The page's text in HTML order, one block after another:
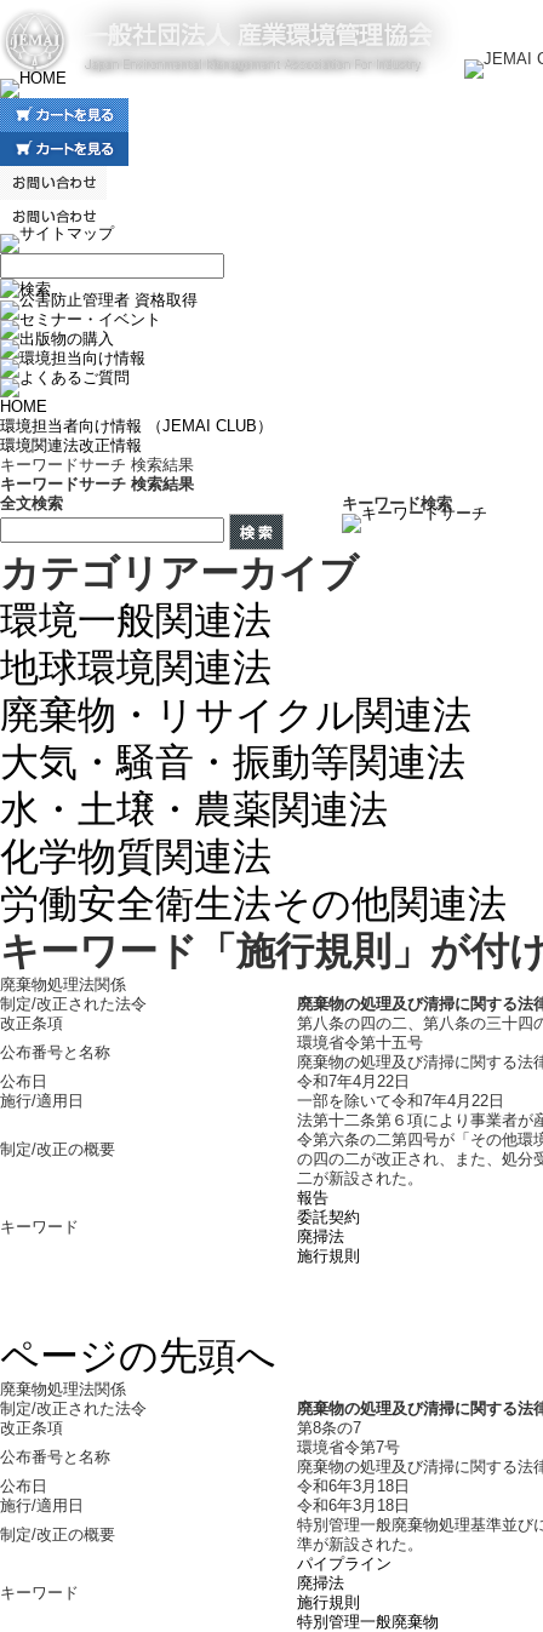
HOME
環境担当者向け情報 （JEMAI CLUB）
環境関連法改正情報
キーワードサーチ 検索結果
キーワードサーチ 検索結果
全文検索
キーワード検索
カテゴリアーカイブ
環境一般関連法
地球環境関連法
廃棄物・リサイクル関連法
大気・騒音・振動等関連法
水・土壌・農薬関連法
化学物質関連法
労働安全衛生法その他関連法
キーワード「施行規則」が付
廃棄物処理法関係
制定/改正された法令
廃棄物の処理及び清掃に関する法
改正条項
第八条の四の二、第八条の三十四
公布番号と名称
環境省令第十五号
廃棄物の処理及び清掃に関する法
公布日
令和7年4月22日
施行/適用日
一部を除いて令和7年4月22日
制定/改正の概要
法第十二条第６項により事業者が
令第六条の二第四号が「その他環
の四の二が改正され、また、処分
二が新設された。
キーワード
報告
委託契約
廃掃法
施行規則
ページの先頭へ
廃棄物処理法関係
制定/改正された法令
廃棄物の処理及び清掃に関する法
改正条項
第8条の7
公布番号と名称
環境省令第7号
廃棄物の処理及び清掃に関する法
公布日
令和6年3月18日
施行/適用日
令和6年3月18日
制定/改正の概要
特別管理一般廃棄物処理基準並び
準が新設された。
キーワード
パイプライン
廃掃法
施行規則
特別管理一般廃棄物